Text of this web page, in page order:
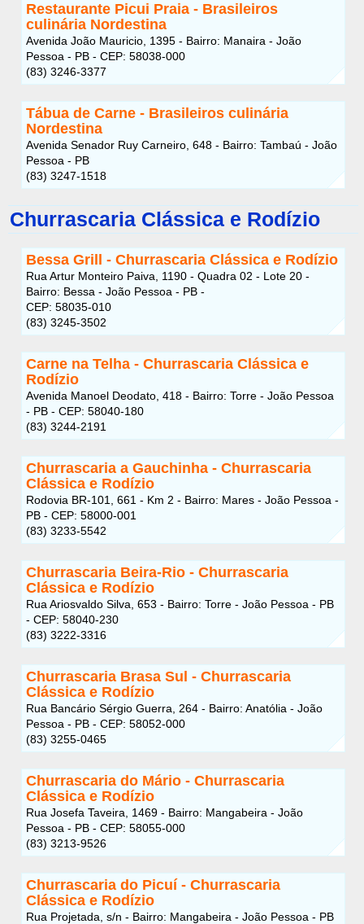
Restaurante Picui Praia - Brasileiros
culinária Nordestina
Avenida João Mauricio, 1395 - Bairro: Manaira - João
Pessoa - PB - CEP: 58038-000
(83) 3246-3377
Tábua de Carne - Brasileiros culinária
Nordestina
Avenida Senador Ruy Carneiro, 648 - Bairro: Tambaú - João
Pessoa - PB
(83) 3247-1518
Churrascaria Clássica e Rodízio
Bessa Grill - Churrascaria Clássica e Rodízio
Rua Artur Monteiro Paiva, 1190 - Quadra 02 - Lote 20 -
Bairro: Bessa - João Pessoa - PB -
CEP: 58035-010
(83) 3245-3502
Carne na Telha - Churrascaria Clássica e
Rodízio
Avenida Manoel Deodato, 418 - Bairro: Torre - João Pessoa
- PB - CEP: 58040-180
(83) 3244-2191
Churrascaria a Gauchinha - Churrascaria
Clássica e Rodízio
Rodovia BR-101, 661 - Km 2 - Bairro: Mares - João Pessoa -
PB - CEP: 58000-001
(83) 3233-5542
Churrascaria Beira-Rio - Churrascaria
Clássica e Rodízio
Rua Ariosvaldo Silva, 653 - Bairro: Torre - João Pessoa - PB
- CEP: 58040-230
(83) 3222-3316
Churrascaria Brasa Sul - Churrascaria
Clássica e Rodízio
Rua Bancário Sérgio Guerra, 264 - Bairro: Anatólia - João
Pessoa - PB - CEP: 58052-000
(83) 3255-0465
Churrascaria do Mário - Churrascaria
Clássica e Rodízio
Rua Josefa Taveira, 1469 - Bairro: Mangabeira - João
Pessoa - PB - CEP: 58055-000
(83) 3213-9526
Churrascaria do Picuí - Churrascaria
Clássica e Rodízio
Rua Projetada, s/n - Bairro: Mangabeira - João Pessoa - PB